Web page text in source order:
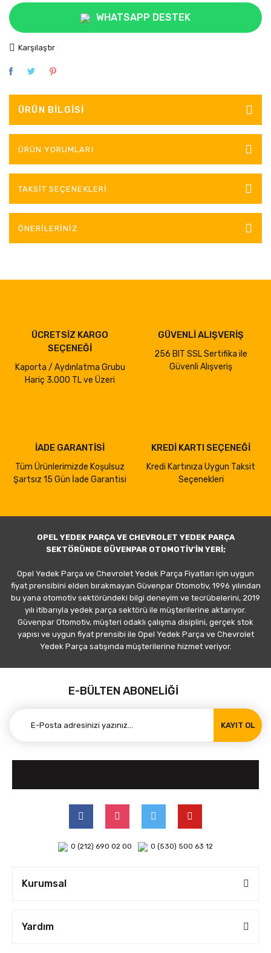
WHATSAPP DESTEK
Karşılaştır
ÜRÜN BILGISI
ÜRÜN YORUMLARI
TAKSIT SEÇENEKLERI
ÖNERILERINIZ
ÜCRETSİZ KARGO
SEÇENEĞİ
Kaporta / Aydınlatma Grubu
Hariç 3.000 TL ve Üzeri
GÜVENLİ ALIŞVERİŞ
256 BIT SSL Sertifika ile
Güvenli Alışveriş
İADE GARANTİSİ
Tüm Ürünlerimizde Koşulsuz
Şartsız 15 Gün İade Garantisi
KREDİ KARTI SEÇENEĞİ
Kredi Kartınıza Uygun Taksit
Seçenekleri
OPEL YEDEK PARÇA VE CHEVROLET YEDEK PARÇA
SEKTÖRÜNDE GÜVENPAR OTOMOTİV'İN YERİ;
Opel Yedek Parça ve Chevrolet Yedek Parça Fiyatları için uygun
fiyat prensibini elden bırakmayan Güvenpar Otomotiv, 1996 yılından
bu yana otomotiv sektöründeki bilgi deneyim ve tecrübelerini, 2019
yılı itibarıyla yedek parça sektörü ile müşterilerine aktarıyor.
Güvenpar Otomotiv, müşteri odaklı çalışma disiplini, gerçek stok
yapısı ve uygun fiyat prensibi ile Opel Yedek Parça ve Chevrolet
Yedek Parça satışında müşterilerine hizmet veriyor.
E-BÜLTEN ABONELİĞİ
KAYIT OL
0 (212) 690 02 00 0 (530) 500 63 12
Kurumsal
Yardım